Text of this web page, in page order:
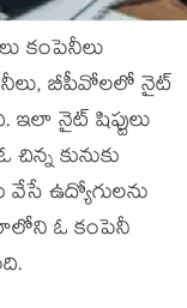
కంపెనీలు
బీపీవోలలో నైట్
నైట్ షిప్టులు
కునుకు
ఉద్యోగులను
ఓ కంపెనీ